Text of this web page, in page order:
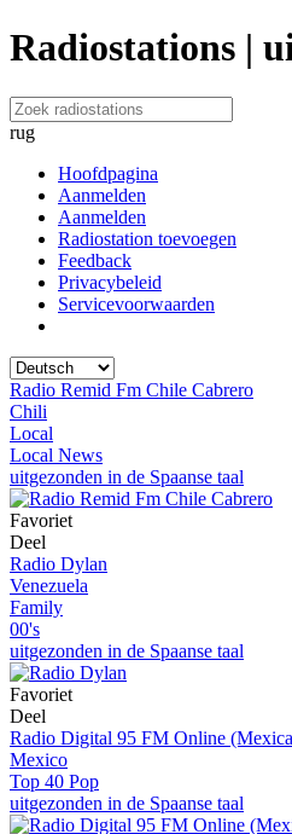
Radiostations |
rug
Hoofdpagina
Aanmelden
Aanmelden
Radiostation toevoegen
Feedback
Privacybeleid
Servicevoorwaarden
Radio Remid Fm Chile Cabrero
Chili
Local
Local News
uitgezonden in de Spaanse taal
Favoriet
Deel
Radio Dylan
Venezuela
Family
00's
uitgezonden in de Spaanse taal
Favoriet
Deel
Radio Digital 95 FM Online
Mexico
Top 40 Pop
uitgezonden in de Spaanse taal